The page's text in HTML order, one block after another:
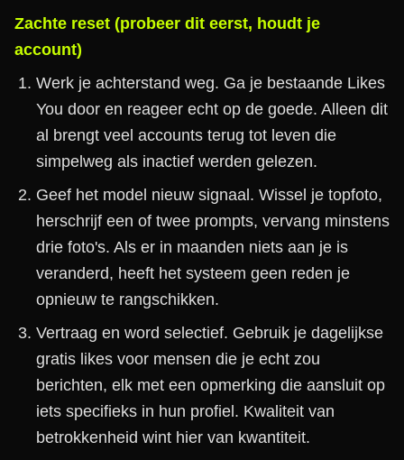
Zachte reset (probeer dit eerst, houdt je
account)
Werk je achterstand weg. Ga je bestaande Likes
You door en reageer echt op de goede. Alleen dit
al brengt veel accounts terug tot leven die
simpelweg als inactief werden gelezen.
Geef het model nieuw signaal. Wissel je topfoto,
herschrijf een of twee prompts, vervang minstens
drie foto's. Als er in maanden niets aan je is
veranderd, heeft het systeem geen reden je
opnieuw te rangschikken.
Vertraag en word selectief. Gebruik je dagelijkse
gratis likes voor mensen die je echt zou
berichten, elk met een opmerking die aansluit op
iets specifieks in hun profiel. Kwaliteit van
betrokkenheid wint hier van kwantiteit.